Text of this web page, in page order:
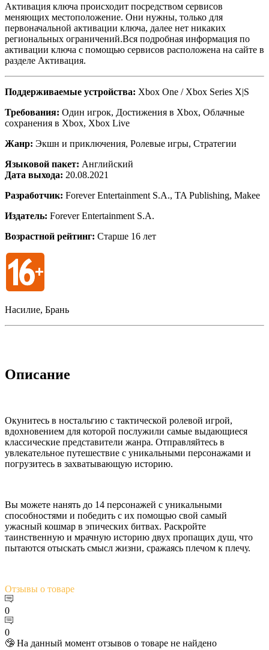
Активация ключа происходит посредством сервисов
меняющих местоположение. Они нужны, только для
первоначальной активации ключа, далее нет никаких
региональных ограничений.Вся подробная информация по
активации ключа с помощью сервисов расположена на сайте в
разделе Активация.
Поддерживаемые устройства: Xbox One / Xbox Series X|S
Требования: Один игрок, Достижения в Xbox, Облачные
сохранения в Xbox, Xbox Live
Жанр: Экшн и приключения, Ролевые игры, Стратегии
Языковой пакет: Английский
Дата выхода: 20.08.2021
Разработчик: Forever Entertainment S.A., TA Publishing, Makee
Издатель: Forever Entertainment S.A.
Возрастной рейтинг: Старше 16 лет
Насилие, Брань
Описание
Окунитесь в ностальгию с тактической ролевой игрой,
вдохновением для которой послужили самые выдающиеся
классические представители жанра. Отправляйтесь в
увлекательное путешествие с уникальными персонажами и
погрузитесь в захватывающую историю.
Вы можете нанять до 14 персонажей с уникальными
способностями и победить с их помощью свой самый
ужасный кошмар в эпических битвах. Раскройте
таинственную и мрачную историю двух пропащих душ, что
пытаются отыскать смысл жизни, сражаясь плечом к плечу.
Отзывы о товаре
0
0
🤥 На данный момент отзывов о товаре не найдено